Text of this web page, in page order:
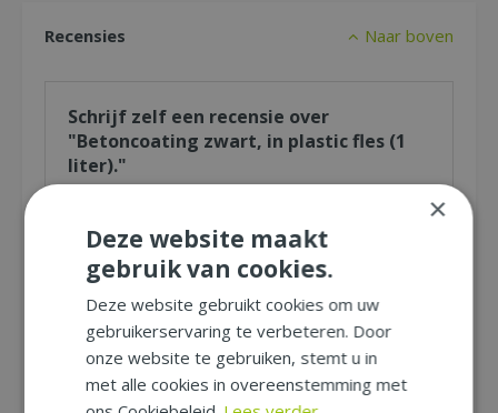
Recensies Naar boven
Schrijf zelf een recensie over
"Betoncoating zwart, in plastic fles (1
liter)."
recensie over het artikel"Betoncoating
zwart, in plastic fles (1 liter)."en maak kans
op een Nationale Tuinbon ter waarde van €
25,- !
Beoordeling:*
Uw mening over dit product:
×
Deze website maakt
gebruik van cookies.
Deze website gebruikt cookies om uw
gebruikerservaring te verbeteren. Door
onze website te gebruiken, stemt u in
met alle cookies in overeenstemming met